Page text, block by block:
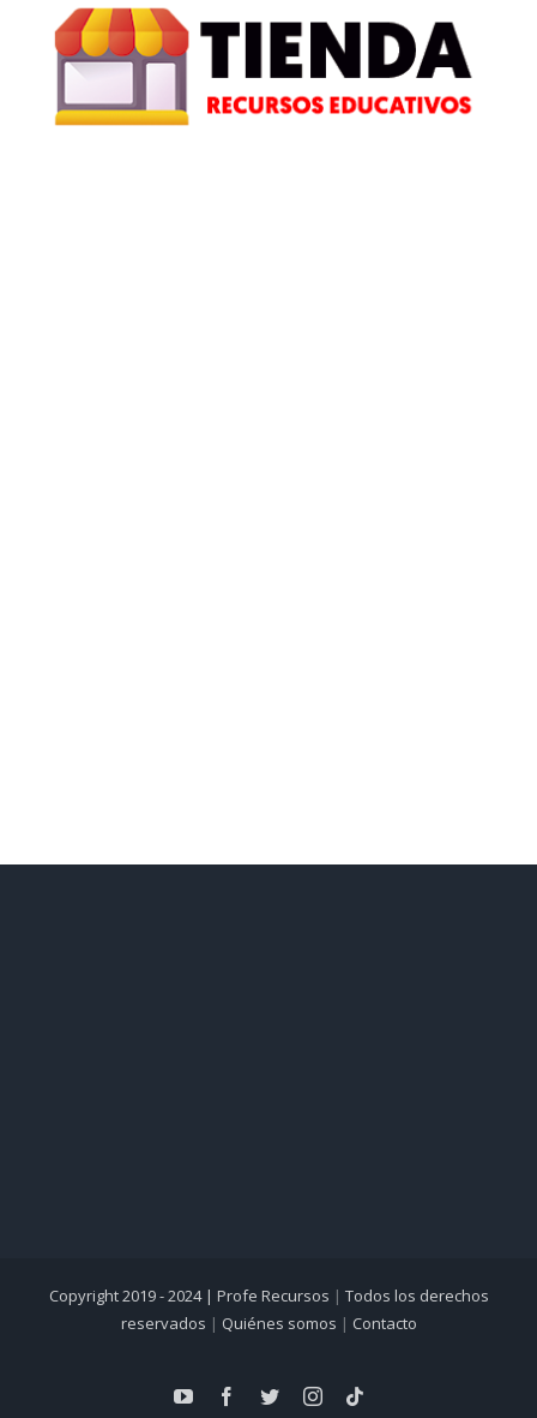
Copyright 2019 - 2024 | Profe Recursos | Todos los derechos
reservados | Quiénes somos | Contacto
YouTubeFacebook
TwitterInstagram
Tiktok